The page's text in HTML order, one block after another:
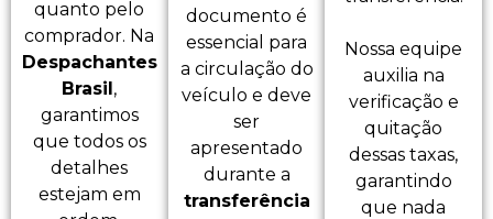
quanto pelo
comprador. Na
Despachantes
Brasil ,
garantimos
que todos os
detalhes
estejam em
documento é
essencial para
a circulação do
veículo e deve
ser
apresentado
durante a
transferência
Nossa equipe
auxilia na
verificação e
quitação
dessas taxas,
garantindo
que nada